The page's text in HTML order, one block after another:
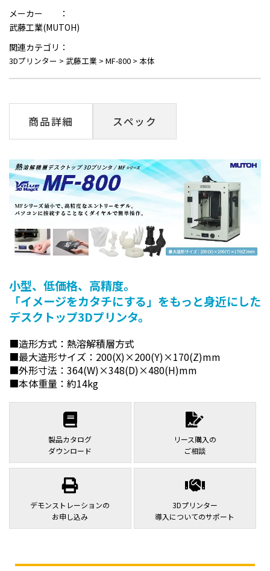
メーカー ：
武藤工業(MUTOH)
関連カテゴリ：
3Dプリンター > 武藤工業 > MF-800 > 本体
商品詳細 スペック
小型、低価格、高精度。
「イメージをカタチにする」をもっと身近にした
デスクトップ3Dプリンタ。
■造形方式：熱溶解積層方式
■最大造形サイズ：200(X)×200(Y)×170(Z)mm
■外形寸法：364(W)×348(D)×480(H)mm
■本体重量：約14kg
製品カタログ
ダウンロード
リース購入の
ご相談
デモンストレーションの
お申し込み
3Dプリンター
導入についてのサポート